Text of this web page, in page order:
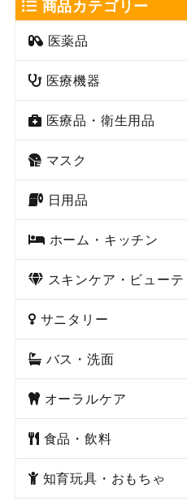
商品カテゴリー
医薬品
医療機器
医療品・衛生用品
マスク
日用品
ホーム・キッチン
スキンケア・ビューテ
サニタリー
バス・洗面
オーラルケア
食品・飲料
知育玩具・おもちゃ